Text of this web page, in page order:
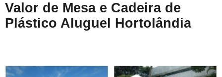
Valor de Mesa e Cadeira de
Plástico Aluguel Hortolândia